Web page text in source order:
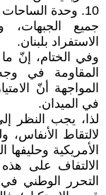
10. ​وحدة
جميع الجبهات،
الاستفراد بلبنان.
وفي الختام، ​إنّ
المقاومة في وجه
المواجهة أنّ
في الميدان.
لذا، يجب النظر
لالتقاط الأنفاس،
الأمريكية
الالتفاف على
التحرر الوطني